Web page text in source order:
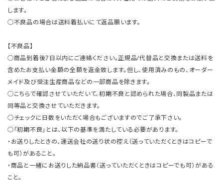
します。
○不良品の場合は送料着払いにて返品願います。
【不良品】
○商品到着後7日以内にご連絡ください。正規品/代替品と交換または送料を
含めたお支払い金額の全額を返金致します。但し、使用済みのもの、オーダー
メイド及び受注生産商品などの一部商品を除きます。
○こちらで確認させていただいて、初期不良と認められた場合、同製品または
同等品と交換させていただきます。
○チェックに日数をいただく場合もございますのでご了承下さい。
○「初期不良」とは、以下の基準を満たしている必要があります。
・お送りしたときの、運送会社の送り状の控え（送っていただくときはコピーで
も可）があること。
・商品と一緒にお送りした納品書（送っていただくときはコピーでも可）がある
こと。